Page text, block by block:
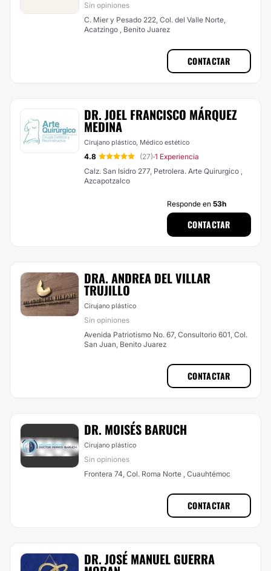
Sin opiniones
C. Mier y Pesado 222, Col. del Valle Norte,
Acatzingo , Benito Juarez
CONTACTAR
DR. JOEL FRANCISCO MÁRQUEZ
MEDINA
Cirujano plástico, Médico estético
4.8 (27)·1 Experiencia
Calz. San Isidro 277, Petrolera. Arte Quirurgico ,
Azcapotzalco
Responde en 53h
CONTACTAR
DRA. ANDREA DEL VILLAR
TRUJILLO
Cirujano plástico
Sin opiniones
Avenida Patriotismo No. 67, Consultorio 601, Col.
San Juan, Benito Juarez
CONTACTAR
DR. MOISÉS BARUCH
Cirujano plástico
Sin opiniones
Frontera 74, Col. Roma Norte , Cuauhtémoc
CONTACTAR
DR. JOSÉ MANUEL GUERRA